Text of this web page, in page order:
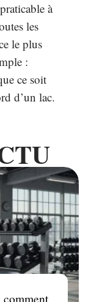
à
les
le plus
:
ce soit
d’un lac.